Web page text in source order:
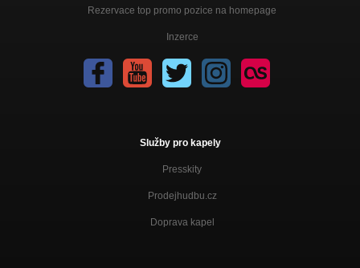
Rezervace top promo pozice na homepage
Inzerce
Služby pro kapely
Presskity
Prodejhudbu.cz
Doprava kapel